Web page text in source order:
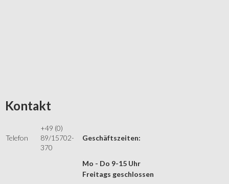
Kontakt
Telefon
+49 (0)
89/15702-
370
Geschäftszeiten:
Mo - Do 9-15 Uhr
Freitags geschlossen